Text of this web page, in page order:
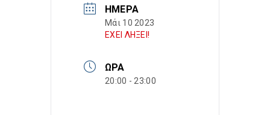
ΗΜΈΡΑ
Μάι 10 2023
ΕΧΕΙ ΛΗΞΕΙ!
ΏΡΑ
20:00 - 23:00